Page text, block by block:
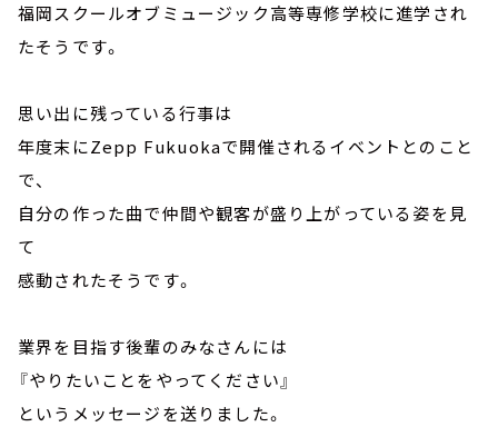
福岡スクールオブミュージック高等専修学校に進学され
たそうです。
思い出に残っている行事は
年度末にZepp Fukuokaで開催されるイベントとのこと
で、
自分の作った曲で仲間や観客が盛り上がっている姿を見
て
感動されたそうです。
業界を目指す後輩のみなさんには
『やりたいことをやってください』
というメッセージを送りました。